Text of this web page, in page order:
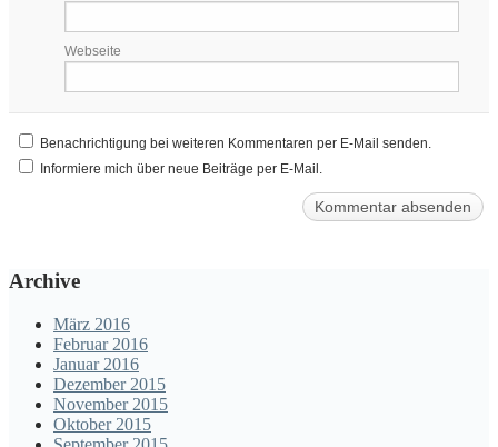
Webseite
Benachrichtigung bei weiteren Kommentaren per E-Mail senden.
Informiere mich über neue Beiträge per E-Mail.
Archive
März 2016
Februar 2016
Januar 2016
Dezember 2015
November 2015
Oktober 2015